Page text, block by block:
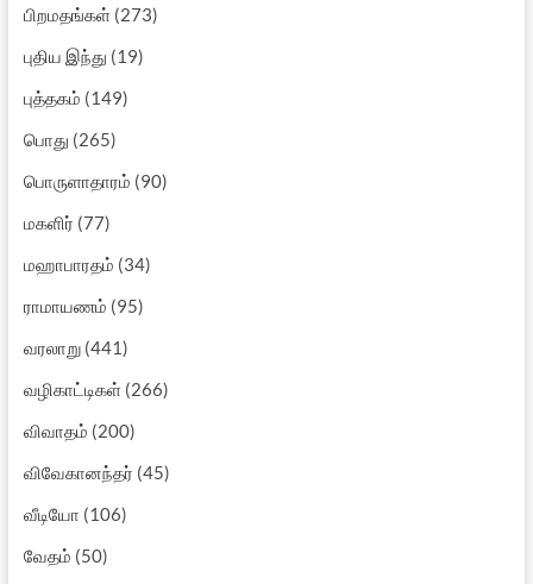
பிறமதங்கள்(273)
புதிய இந்து (19)
புத்தகம் (149)
பொது (265)
பொருளாதாரம் (90)
மகளிர் (77)
மஹாபாரதம் (34)
ராமாயணம் (95)
வரலாறு(441)
வழிகாட்டிகள்(266)
விவாதம் (200)
விவேகானந்தர் (45)
வீடியோ (106)
வேதம் (50)